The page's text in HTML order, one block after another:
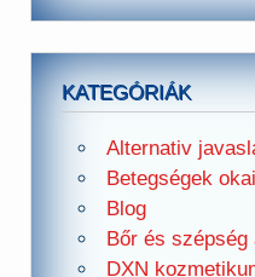
KATEGÓRIÁK
Alternativ
Betegségek okai
Blog
Bőr és szépség
DXN